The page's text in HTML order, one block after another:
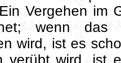
Vergehen im
wenn das
wird, ist es
verübt wird, ist